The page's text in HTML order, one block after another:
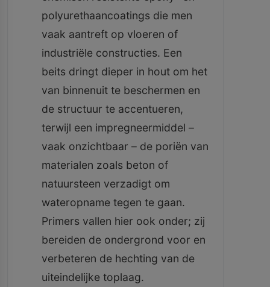
polyurethaancoatings die men
vaak aantreft op vloeren of
industriële constructies. Een
beits dringt dieper in hout om het
van binnenuit te beschermen en
de structuur te accentueren,
terwijl een impregneermiddel –
vaak onzichtbaar – de poriën van
materialen zoals beton of
natuursteen verzadigt om
wateropname tegen te gaan.
Primers vallen hier ook onder; zij
bereiden de ondergrond voor en
verbeteren de hechting van de
uiteindelijke toplaag.